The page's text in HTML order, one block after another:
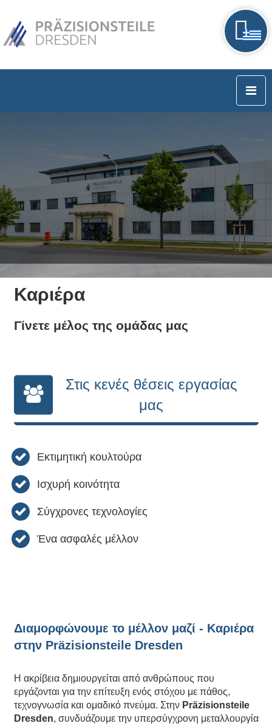
Καριέρα
Γίνετε μέλος της ομάδας μας
Στις κενές θέσεις εργασίας
μας
Εκτιμητική κουλτούρα
Ισχυρή κοινότητα
Σύγχρονες τεχνολογίες
Ένα ασφαλές μέλλον
Διαμορφώνουμε το μέλλον μαζί - Καριέρα
στην Präzisionsteile Dresden
Η ακρίβεια δημιουργείται από ανθρώπους που
εργάζονται για την επίτευξη ενός στόχου με πάθος,
τεχνογνωσία και ομαδικό πνεύμα. Στην Präzisionsteile
Dresden, συνδυάζουμε την υπερσύγχρονη μεταλλουργία